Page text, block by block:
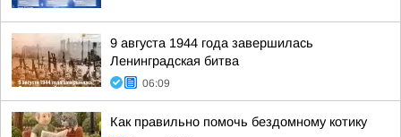
9 августа 1944 года завершилась
Ленинградская битва
06:09
Как правильно помочь бездомному котику